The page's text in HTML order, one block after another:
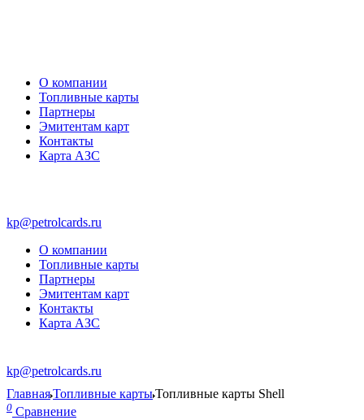
О компании
Топливные карты
Партнеры
Эмитентам карт
Контакты
Карта АЗС
kp@petrolcards.ru
О компании
Топливные карты
Партнеры
Эмитентам карт
Контакты
Карта АЗС
kp@petrolcards.ru
ГлавнаяТопливные картыТопливные карты Shell
0 Сравнение